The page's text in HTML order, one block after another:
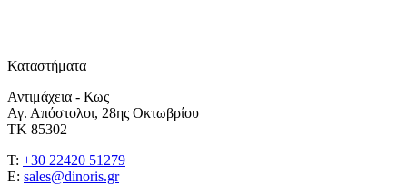
Καταστήματα
Αντιμάχεια - Κως
Αγ. Απόστολοι, 28ης Οκτωβρίου
ΤΚ 85302
T: +30 22420 51279
E: sales@dinoris.gr